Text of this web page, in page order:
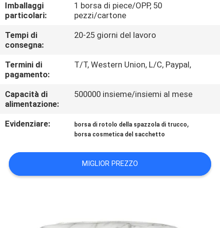
MAPPA
DEL
SITO
POLICY
Imballaggi
particolari:
1 borsa di piece/OPP, 50
pezzi/cartone
Tempi di
consegna:
20-25 giorni del lavoro
Termini di
pagamento:
T/T, Western Union, L/C, Paypal,
Capacità di
alimentazione:
500000 insieme/insiemi al mese
Evidenziare: borsa di rotolo della spazzola di trucco,
borsa cosmetica del sacchetto
MIGLIOR PREZZO